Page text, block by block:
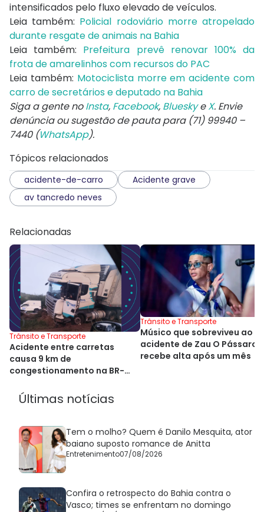
intensificados pelo fluxo elevado de veículos.
Leia também: Policial rodoviário morre atropelado
durante resgate de animais na Bahia
Leia também: Prefeitura prevê renovar 100% da
frota de amarelinhos com recursos do PAC
Leia também: Motociclista morre em acidente com
carro de secretários e deputado na Bahia
Siga a gente noInsta, Facebook, BlueskyeX. Envie
denúncia ou sugestão de pauta para (71) 99940 –
7440 (WhatsApp).
Tópicos relacionados
acidente-de-carro
Acidente grave
av tancredo neves
Relacionadas
Trânsito e Transporte
Acidente entre carretas
causa 9 km de
congestionamento na BR-
Trânsito e Transporte
Músico que sobreviveu ao
acidente de Zau O Pássaro
recebe alta após um mês
Últimas notícias
Tem o molho? Quem é Danilo Mesquita, ator
baiano suposto romance de Anitta
Entretenimento07/08/2026
Confira o retrospecto do Bahia contra o
Vasco; times se enfrentam no domingo